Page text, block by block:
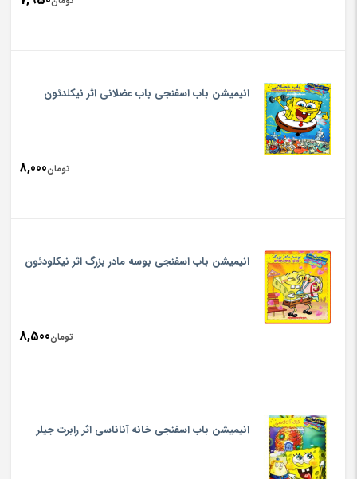
انیمیشن باب اسفنجی باب عضلانی اثر نیکلدئون
تومان8,000
انیمیشن باب اسفنجی بوسه مادر بزرگ اثر نیکلودئون
تومان8,500
انیمیشن باب اسفنجی خانه آناناسی اثر رابرت جیلر